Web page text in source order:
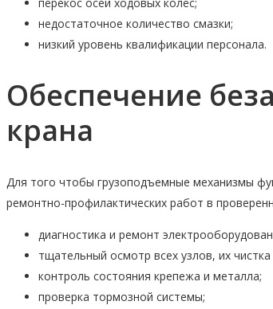
недостаточное количество смазки;
низкий уровень квалификации персонала.
Обеспечение
крана
Для того чтобы грузоподъемные механизмы
ремонтно-профилактических работ в
диагностика и ремонт
тщательный осмотр всех узлов, их чистка
контроль состояния крепежа и металла;
проверка тормозной системы;